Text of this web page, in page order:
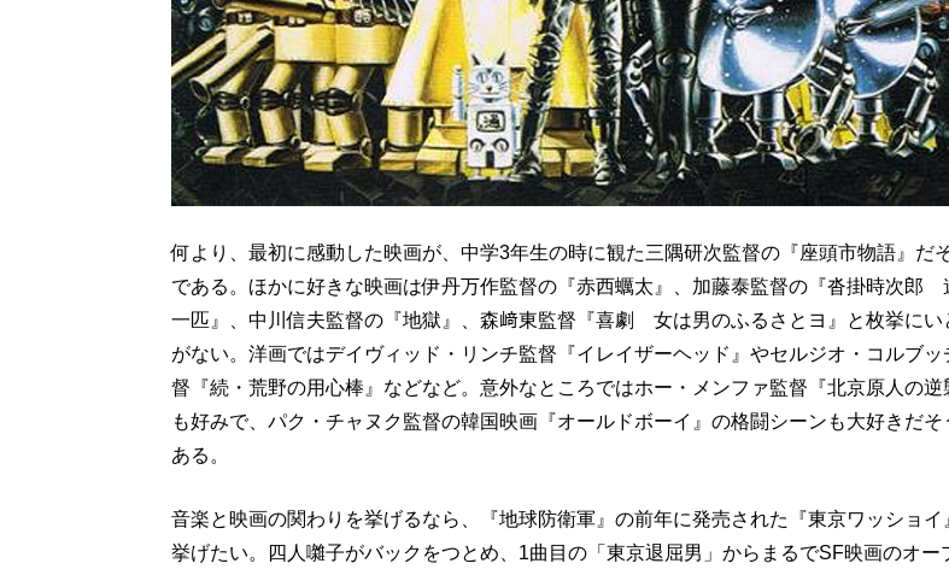
何より、最初に感動した映画が、中学3年生の時に観た三隅研次監督の『座頭市物語』だ
である。ほかに好きな映画は伊丹万作監督の『赤西蠣太』、加藤泰監督の『沓掛時次郎
一匹』、中川信夫監督の『地獄』、森﨑東監督『喜劇 女は男のふるさとヨ』と枚挙にい
がない。洋画ではデイヴィッド・リンチ監督『イレイザーヘッド』やセルジオ・コルブッ
督『続・荒野の用心棒』などなど。意外なところではホー・メンファ監督『北京原人の逆
も好みで、パク・チャヌク監督の韓国映画『オールドボーイ』の格闘シーンも大好きだそ
ある。
音楽と映画の関わりを挙げるなら、『地球防衛軍』の前年に発売された『東京ワッショイ
挙げたい。四人囃子がバックをつとめ、1曲目の「東京退屈男」からまるでSF映画のオー